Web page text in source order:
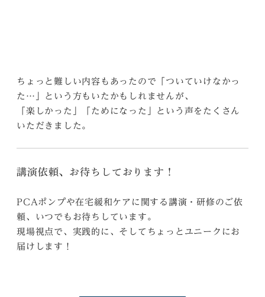
ちょっと難しい内容もあったので「ついていけなかっ
た…」という方もいたかもしれませんが、
「楽しかった」「ためになった」という声をたくさん
いただきました。
講演依頼、お待ちしております！
PCAポンプや在宅緩和ケアに関する講演・研修のご依
頼、いつでもお待ちしています。
現場視点で、実践的に、そしてちょっとユニークにお
届けします！